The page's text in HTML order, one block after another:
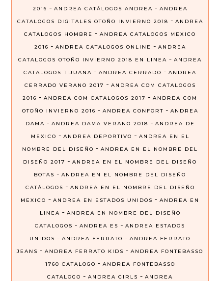
2016 - ANDREA CATÁLOGOS ANDREA - ANDREA
CATALOGOS DIGITALES OTOÑO INVIERNO 2018 - ANDREA
CATALOGOS HOMBRE
- ANDREA CATALOGOS MEXICO
2016 - ANDREA CATALOGOS ONLINE - ANDREA
CATALOGOS OTOÑO INVIERNO 2018 EN LINEA - ANDREA
CATALOGOS TIJUANA - ANDREA CERRADO - ANDREA
CERRADO VERANO 2017 - ANDREA COM CATALOGOS
2016 - ANDREA COM CATALOGOS 2017 - ANDREA COM
OTOÑO INVIERNO 2016 - ANDREA CONFORT - ANDREA
DAMA - ANDREA DAMA VERANO 2018 - ANDREA DE
MEXICO - ANDREA DEPORTIVO - ANDREA EN EL
NOMBRE DEL DISEÑO - ANDREA EN EL NOMBRE DEL
DISEÑO 2017 - ANDREA EN EL NOMBRE DEL DISEÑO
BOTAS - ANDREA EN EL NOMBRE DEL DISEÑO
CATÁLOGOS - ANDREA EN EL NOMBRE DEL DISEÑO
MEXICO - ANDREA EN ESTADOS UNIDOS - ANDREA EN
LINEA - ANDREA EN NOMBRE DEL DISEÑO
CATALOGOS - ANDREA ES - ANDREA ESTADOS
UNIDOS - ANDREA FERRATO - ANDREA FERRATO
JEANS - ANDREA FERRATO KIDS - ANDREA FONTEBASSO
1760 CATALOGO - ANDREA FONTEBASSO
CATALOGO - ANDREA GIRLS - ANDREA